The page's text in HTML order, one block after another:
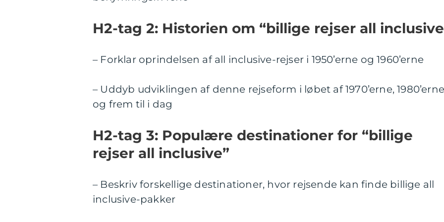
H2-tag 2: Historien om “billige rejser all
– Forklar oprindelsen af all inclusive-rejser i 1950’erne og 1960’erne
– Uddyb udviklingen af denne rejseform i løbet af 1970’erne,
og frem til i dag
H2-tag 3: Populære destinationer for “billige
rejser all inclusive”
– Beskriv forskellige destinationer, hvor rejsende kan finde billige all
inclusive-pakker